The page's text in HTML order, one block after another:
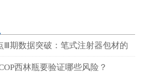
Ⅲ期数据突破：笔式注射器包材的
西林瓶要验证哪些风险？